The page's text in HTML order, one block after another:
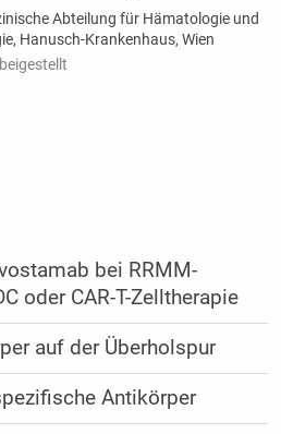
Abteilung für Hämatologie und
Hanusch-Krankenhaus, Wien
bei RRMM-
oder CAR-T-Zelltherapie
auf der Überholspur
Antikörper